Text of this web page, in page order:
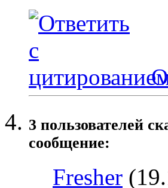
3 пользователей
сообщение:
Fresher